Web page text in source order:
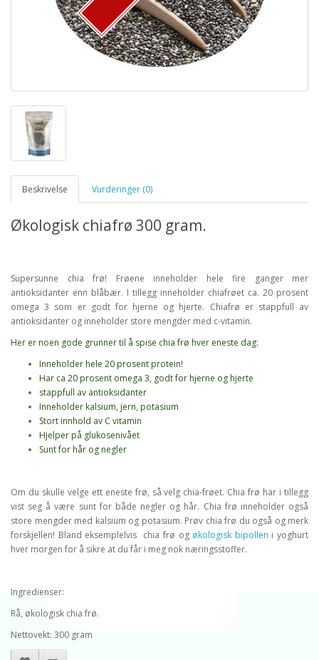
Beskrivelse Vurderinger (0)
Økologisk chiafrø 300 gram.
Supersunne chia frø! Frøene inneholder hele fire ganger mer
antioksidanter enn blåbær. I tillegg inneholder chiafrøet ca. 20 prosent
omega 3 som er godt for hjerne og hjerte. Chiafrø er stappfull av
antioksidanter og inneholder store mengder med c-vitamin.
Her er noen gode grunner til å spise chia frø hver eneste dag:
Inneholder hele 20 prosent protein!
Har ca 20 prosent omega 3, godt for hjerne og hjerte
stappfull av antioksidanter
Inneholder kalsium, jern, potasium
Stort innhold av C vitamin
Hjelper på glukosenivået
Sunt for hår og negler
Om du skulle velge ett eneste frø, så velg chia-frøet. Chia frø har i tillegg
vist seg å være sunt for både negler og hår. Chia frø inneholder også
store mengder med kalsium og potasium. Prøv chia frø du også og merk
forskjellen! Bland eksemplelvis chia frø og økologisk bipollen i yoghurt
hver morgen for å sikre at du får i meg nok næringsstoffer.
Ingredienser:
Rå, økologisk chia frø.
Nettovekt: 300 gram